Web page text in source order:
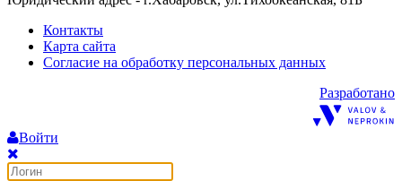
Контакты
Карта сайта
Согласие на обработку персональных данных
Разработано
Войти